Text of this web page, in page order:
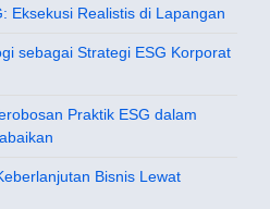
Eksekusi Realistis di Lapangan
sebagai Strategi ESG Korporat
Praktik ESG dalam
Bisnis Lewat